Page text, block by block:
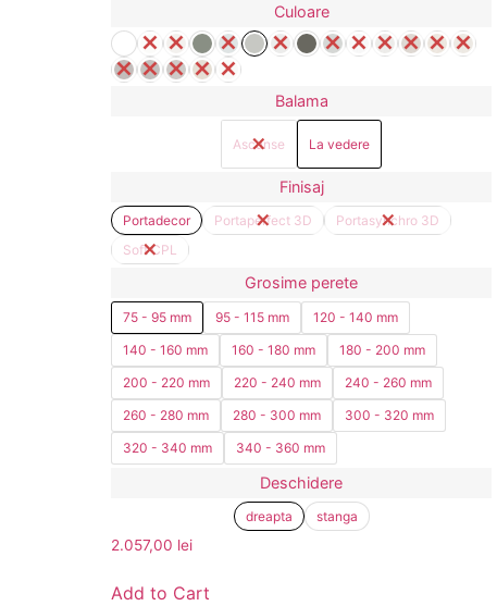
Culoare
Balama
Ascunse La vedere
Finisaj
Portadecor Portaperfect 3D
Portasynchro 3D
Soft CPL
Grosime perete
75 - 95 mm 95 - 115 mm
120 - 140 mm
140 - 160 mm
160 - 180 mm
180 - 200 mm
200 - 220 mm
220 - 240 mm
240 - 260 mm
260 - 280 mm
280 - 300 mm
300 - 320 mm
320 - 340 mm
340 - 360 mm
Deschidere
dreapta stanga
2.057,00 lei
Add to Cart